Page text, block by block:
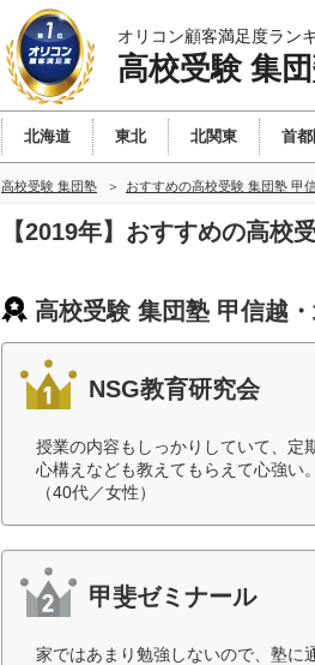
オリコン顧客満足度ラン
高校受験 集
北海道 東北 北関東 首都
高校受験 集団塾 おすすめの高校受験 集団塾 甲
【2019年】おすすめの高校
高校受験 集団塾 甲信越
NSG教育研究会
授業の内容もしっかりしていて、定
心構えなども教えてもらえて心強い
（40代／女性）
甲斐ゼミナール
家ではあまり勉強しないので、塾に